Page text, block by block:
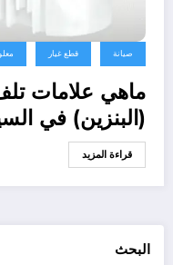
صيانة قطع غيار
ماهي علامات
(البنزين) في
قراءة المزيد
البحث